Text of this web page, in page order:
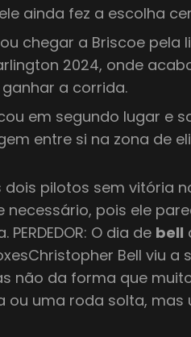
ainda fez a escolha
chegar a Briscoe pela
2024, onde
a corrida.
em segundo lugar e
entre si na zona de
dois pilotos sem vitória
necessário, pois ele
O dia de bell
Bell viu
não da forma que
ou uma roda solta,